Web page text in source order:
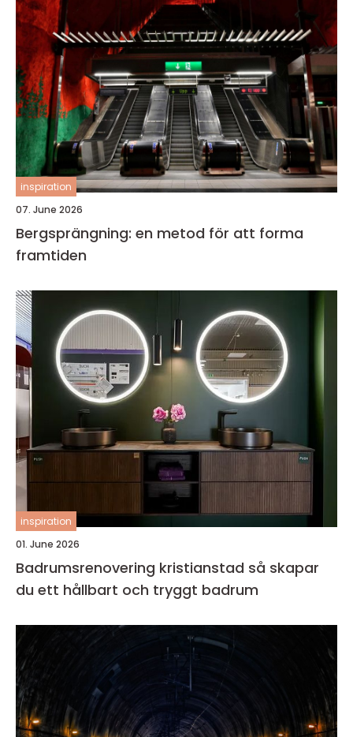
inspiration
07. June 2026
Bergsprängning: en metod för att forma
framtiden
inspiration
01. June 2026
Badrumsrenovering kristianstad så skapar
du ett hållbart och tryggt badrum